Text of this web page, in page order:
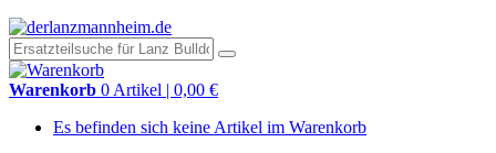
Warenkorb 0 Artikel | 0,00 €
Es befinden sich keine Artikel im Warenkorb